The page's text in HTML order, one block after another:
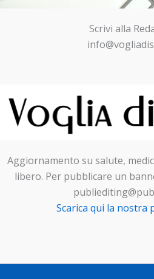
Scrivi alla
Aggiornamento su salute,
libero. Per pubblicare un
Scarica qui la nostra